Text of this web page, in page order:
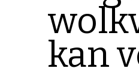
kan